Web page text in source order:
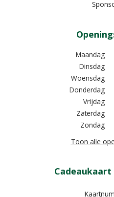
Maandag
Dinsdag
Woensdag
Donderdag
Vrijdag
Zaterdag
Zondag
Toon alle
Cadeaukaart